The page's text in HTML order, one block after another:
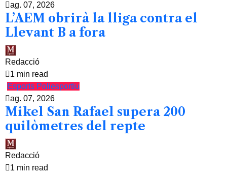
ag. 07, 2026
L’AEM obrirà la lliga contra el
Llevant B a fora
Redacció
1 min read
Esports Poliesportiu
ag. 07, 2026
Mikel San Rafael supera 200
quilòmetres del repte
Redacció
1 min read